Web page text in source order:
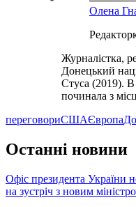
Олена
Журналістка,
Донецький
Стуса (2019). В
починала з
переговориСШАЄвропа
Останні новини
Офіс президента України
на зустріч з новим